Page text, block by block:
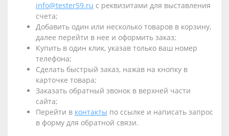
info@tester59.ru с реквизитами для выставления
счета;
Добавить один или несколько товаров в корзину,
далее перейти в нее и оформить заказ;
Купить в один клик, указав только ваш номер
телефона;
Сделать быстрый заказ, нажав на кнопку в
карточке товара;
Заказать обратный звонок в верхней части
сайта;
Перейти в контакты по ссылке и написать запрос
в форму для обратной связи.